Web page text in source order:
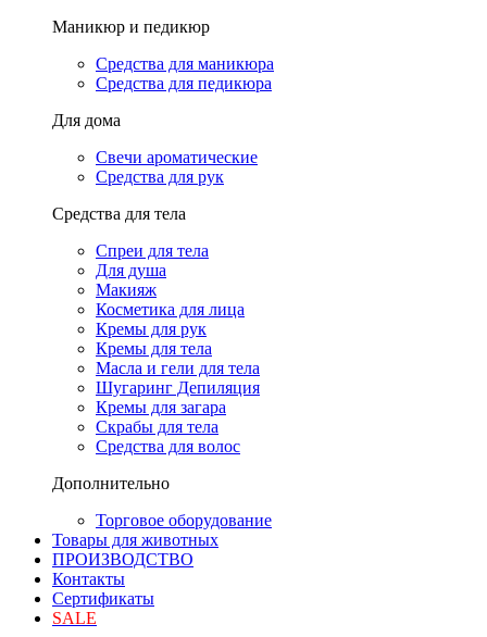
Маникюр и педикюр
Средства для маникюра
Средства для педикюра
Для дома
Свечи ароматические
Средства для рук
Средства для тела
Спреи для тела
Для душа
Макияж
Косметика для лица
Кремы для рук
Кремы для тела
Масла и гели для тела
Шугаринг Депиляция
Кремы для загара
Скрабы для тела
Средства для волос
Дополнительно
Торговое оборудование
Товары для животных
ПРОИЗВОДСТВО
Контакты
Сертификаты
SALE